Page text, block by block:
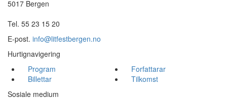
5017 Bergen
Tel. 55 23 15 20
E-post. info@litfestbergen.no
Hurtignavigering
Program
Forfattarar
Billettar
Tilkomst
Sosiale medium